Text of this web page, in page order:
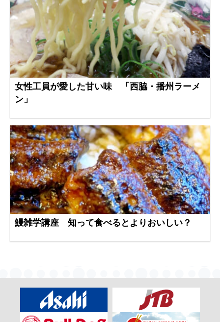
女性工員が愛した甘い味 「西脇・播州ラーメ
ン」
鰻雑学講座 知って食べるとよりおいしい？